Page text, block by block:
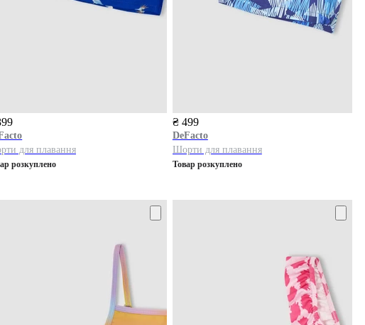
для плавання
розкуплено
₴ 499
DeFacto
Шорти для плавання
Товар розкуплено